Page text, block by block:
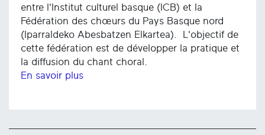
entre l'Institut culturel basque (ICB) et la
Fédération des chœurs du Pays Basque nord
(Iparraldeko Abesbatzen Elkartea). L'objectif de
cette fédération est de développer la pratique et
la diffusion du chant choral.
En savoir plus